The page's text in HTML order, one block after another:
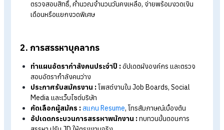
ตารางงาน HR ที่ดี ไม่ใช่แค่ปฏิทินธรรมดา แต่ต้องครอบคลุมงาน
1. การบริหารงานและสวัสดิการ
ตรวจสุขภาพประจำปี:ติดต่อโรงพยาบาล, เปรียบเทียบราคา,
ตารางนัดหมายพนักงาน
จัดงานเลี้ยงปีใหม่ :วางงบประมาณ, เลือกสถานที่/ธีมงาน,
ประสานผู้รับเหมา, สื่อสารพนักงาน